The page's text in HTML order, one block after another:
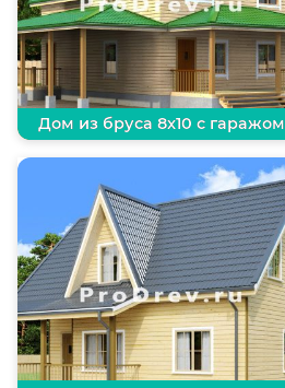
Дом из бруса 8х10 с гаражом